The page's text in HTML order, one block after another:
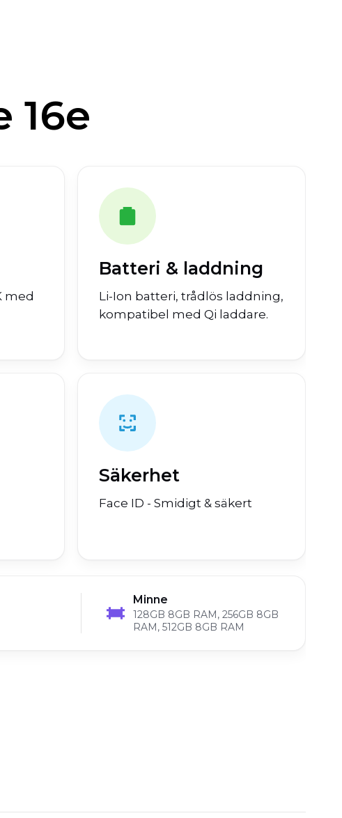
16e
med
Batteri & laddning
Li-Ion batteri, trådlös laddning,
kompatibel med Qi laddare.
Säkerhet
Face ID - Smidigt & säkert
Minne
128GB 8GB RAM, 256GB 8GB
RAM, 512GB 8GB RAM